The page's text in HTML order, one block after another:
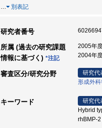
… 別表記
研究者番号
所属 (過去の研究課題
情報に基づく) *注記
2005年
2004年
審査区分/研究分野
研究代
形成外
キーワード
研究代
Hybrid
rhBMP-